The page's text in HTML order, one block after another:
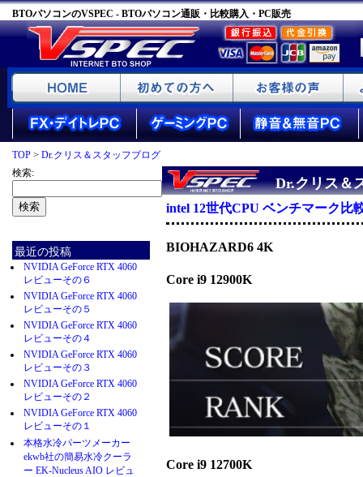
BTOパソコンのVSPEC - BTOパソコン通販・比較購入・PC販売
TOP > Dr.クリス＆スタッフブログ
検索:
最近の投稿
NVIDIA GeForce RTX 4060
レビューその６
NVIDIA GeForce RTX 4060
レビューその５
NVIDIA GeForce RTX 4060
レビューその４
NVIDIA GeForce RTX 4060
レビューその３
NVIDIA GeForce RTX 4060
レビューその２
NVIDIA GeForce RTX 4060
レビューその１
本格水冷パーツメーカー
ekwb社の簡易水冷クーラ
ー EK-Nucleus AIO レビュ
Dr.クリス＆
intel 12世代CPU ベンチマーク比
BIOHAZARD6 4K
Core i9 12900K
Core i9 12700K